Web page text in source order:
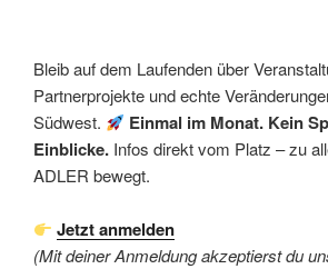
Bleib auf dem Laufenden über
Partnerprojekte und echte
Südwest.
Einmal im Monat. Kein
Einblicke. Infos direkt vom Platz – zu
ADLER bewegt.
Jetzt anmelden
(Mit deiner Anmeldung akzeptierst du